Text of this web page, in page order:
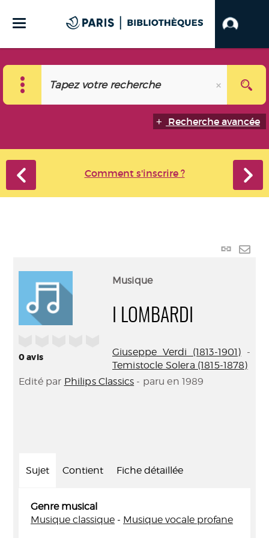
Recherche avancée
Comment s'inscrire ?
Lien
0avis
Musique
I LOMBARDI
Giuseppe Verdi (1813-1901) -
Temistocle Solera (1815-1878)
Edité par Philips Classics - paru en 1989
Sujet Contient Fiche détaillée
Genre musical
Musique classique - Musique vocale profane